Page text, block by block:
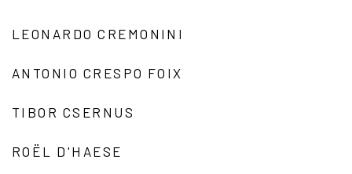
LEONARDO CREMONINI
ANTONIO CRESPO FOIX
TIBOR CSERNUS
ROËL D'HAESE